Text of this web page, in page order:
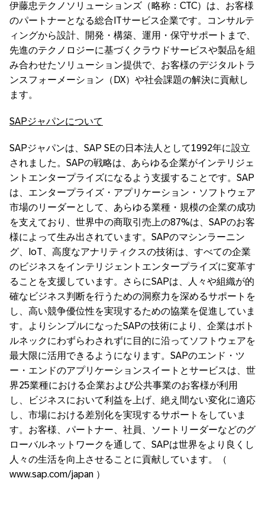
伊藤忠テクノソリューションズ（略称：CTC）は、お客様
のパートナーとなる総合ITサービス企業です。コンサルテ
ィングから設計、開発・構築、運用・保守サポートまで、
先進のテクノロジーに基づくクラウドサービスや製品を組
み合わせたソリューション提供で、お客様のデジタルトラ
ンスフォーメーション（DX）や社会課題の解決に貢献し
ます。
SAPジャパンについて
SAPジャパンは、SAP SEの日本法人として1992年に設立
されました。SAPの戦略は、あらゆる企業がインテリジェ
ントエンタープライズになるよう支援することです。SAP
は、エンタープライズ・アプリケーション・ソフトウェア
市場のリーダーとして、あらゆる業種・規模の企業の成功
を支えており、世界中の商取引売上の87%は、SAPのお客
様によって生み出されています。SAPのマシンラーニン
グ、IoT、高度なアナリティクスの技術は、すべての企業
のビジネスをインテリジェントエンタープライズに変革す
ることを支援しています。さらにSAPは、人々や組織が的
確なビジネス判断を行うための洞察力を深めるサポートを
し、高い競争優位性を実現するための協業を促進していま
す。よりシンプルになったSAPの技術により、企業はボト
ルネックにわずらわされずに目的に沿ってソフトウェアを
最大限に活用できるようになります。SAPのエンド・ツ
ー・エンドのアプリケーションスイートとサービスは、世
界25業種における企業および公共事業のお客様が利用
し、ビジネスにおいて利益を上げ、絶え間ない変化に適応
し、市場における差別化を実現するサポートをしていま
す。お客様、パートナー、社員、ソートリーダーなどのグ
ローバルネットワークを通して、SAPは世界をより良くし
人々の生活を向上させることに貢献しています。（
www.sap.com/japan ）